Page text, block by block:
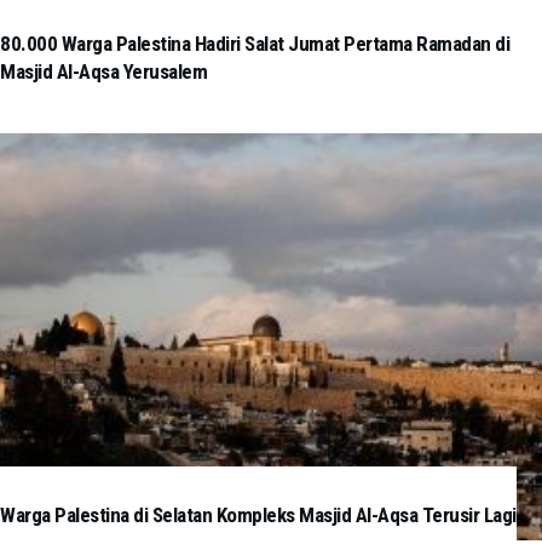
80.000 Warga Palestina Hadiri Salat Jumat Pertama Ramadan di
Masjid Al-Aqsa Yerusalem
Warga Palestina di Selatan Kompleks Masjid Al-Aqsa Terusir Lagi